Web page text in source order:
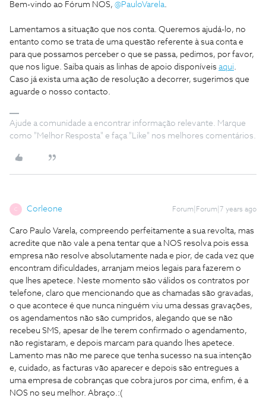
Bem-vindo ao Fórum NOS, @PauloVarela.
Lamentamos a situação que nos conta. Queremos ajudá-lo, no
entanto como se trata de uma questão referente à sua conta e
para que possamos perceber o que se passa, pedimos, por favor,
que nos ligue. Saiba quais as linhas de apoio disponíveis aqui.
Caso já exista uma ação de resolução a decorrer, sugerimos que
aguarde o nosso contacto.
Ajude a comunidade a encontrar informação relevante. Marque
como "Melhor Resposta" e faça "Like" nos melhores comentários.
C Corleone Forum|Forum|7 years ago
Caro Paulo Varela, compreendo perfeitamente a sua revolta, mas
acredite que não vale a pena tentar que a NOS resolva pois essa
empresa não resolve absolutamente nada e pior, de cada vez que
encontram dificuldades, arranjam meios legais para fazerem o
que lhes apetece. Neste momento são válidos os contratos por
telefone, claro que mencionando que as chamadas são gravadas,
o que acontece é que nunca ninguém viu uma dessas gravações,
os agendamentos não são cumpridos, alegando que se não
recebeu SMS, apesar de lhe terem confirmado o agendamento,
não registaram, e depois marcam para quando lhes apetece.
Lamento mas não me parece que tenha sucesso na sua intenção
e, cuidado, as facturas vão aparecer e depois são entregues a
uma empresa de cobranças que cobra juros por cima, enfim, é a
NOS no seu melhor. Abraço.:(